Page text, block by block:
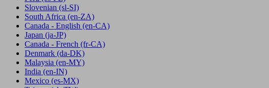
Slovenian (sl-SI)
South Africa (en-ZA)
Canada - English (en-CA)
Japan (ja-JP)
Canada - French (fr-CA)
Denmark (da-DK)
Malaysia (en-MY)
India (en-IN)
Mexico (es-MX)